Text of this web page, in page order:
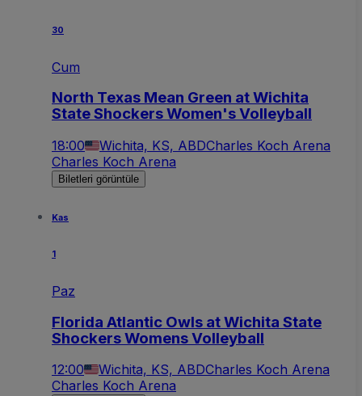
30
Cum
North Texas Mean Green at Wichita
State Shockers Women's Volleyball
18:00 Wichita, KS, ABDCharles Koch Arena
Charles Koch Arena
Biletleri görüntüle
Kas
1
Paz
Florida Atlantic Owls at Wichita State
Shockers Womens Volleyball
12:00 Wichita, KS, ABDCharles Koch Arena
Charles Koch Arena